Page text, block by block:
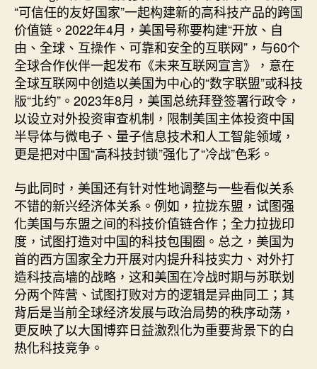
“可信任的友好国家”一起构建新的高科技产品的跨国
价值链。2022年4月，美国号称要构建“开放、自
由、全球、互操作、可靠和安全的互联网”，与60个
全球合作伙伴一起发布《未来互联网宣言》，意在
全球互联网中创造以美国为中心的“数字联盟”或科技
版“北约”。2023年8月，美国总统拜登签署行政令，
以设立对外投资审查机制，限制美国主体投资中国
半导体与微电子、量子信息技术和人工智能领域，
更是把对中国“高科技封锁”强化了“冷战”色彩。
与此同时，美国还有针对性地调整与一些看似关系
不错的新兴经济体关系。例如，拉拢东盟，试图强
化美国与东盟之间的科技价值链合作；全力拉拢印
度，试图打造对中国的科技包围圈。总之，美国为
首的西方国家全力开展对内提升科技实力、对外打
造科技高墙的战略，这和美国在冷战时期与苏联划
分两个阵营、试图打败对方的逻辑是异曲同工；其
背后是当前全球经济发展与政治局势的秩序动荡，
更反映了以大国博弈日益激烈化为重要背景下的白
热化科技竞争。